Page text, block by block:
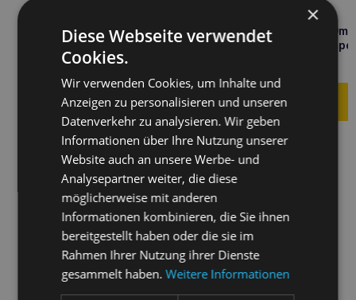
EUROWET Hexoderm 20ml
dermatologisches
×
Diese Webseite verwendet
Cookies.
Wir verwenden Cookies, um Inhalte und
Anzeigen zu personalisieren und unseren
Datenverkehr zu analysieren. Wir geben
Informationen über Ihre Nutzung unserer
Website auch an unsere Werbe- und
Analysepartner weiter, die diese
möglicherweise mit anderen
Informationen kombinieren, die Sie ihnen
bereitgestellt haben oder die sie im
Rahmen Ihrer Nutzung ihrer Dienste
gesammelt haben.Weitere Informationen